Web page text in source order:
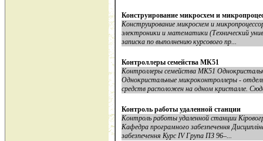
Конструирование микросхем и
Конструирование микросхем и
электроники и математики (Технический
записка по выполнению курсового пр...
Контроллеры семейства МК51
Контроллеры семейства МК51
Однокристальные микроконтроллеры -
средств расположен на одном кристалле.
Контроль работы удаленной станции
Контроль работы удаленной станции
Кафедра програмного забезпечення
забезпечення Курс IV Група ПЗ 96–...